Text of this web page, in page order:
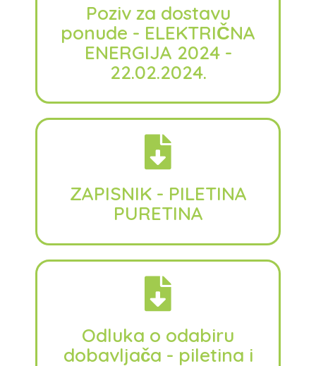
Poziv za dostavu
ponude - ELEKTRIČNA
ENERGIJA 2024 -
22.02.2024.
ZAPISNIK - PILETINA
PURETINA
Odluka o odabiru
dobavljača - piletina i